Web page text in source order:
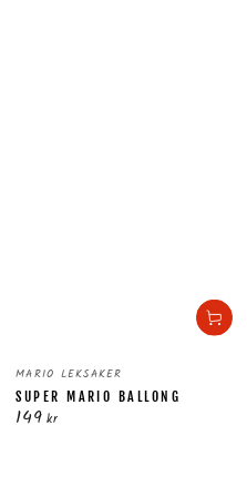
Säljare:
MARIO LEKSAKER
SUPER MARIO BALLONG
Ordinarie
149 kr